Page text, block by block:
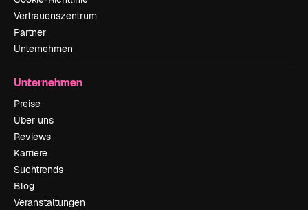
Vertrauenszentrum
Partner
Unternehmen
Unternehmen
Preise
Über uns
Reviews
Karriere
Suchtrends
Blog
Veranstaltungen